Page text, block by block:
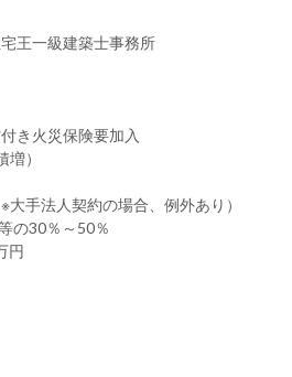
一級建築士事務所
火災保険要加入
）
法人契約の場合、例外あり）
の30％～50％
円